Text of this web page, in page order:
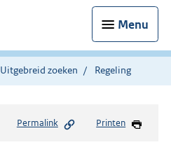
Menu
Uitgebreid zoeken Regeling
Permalink Printen